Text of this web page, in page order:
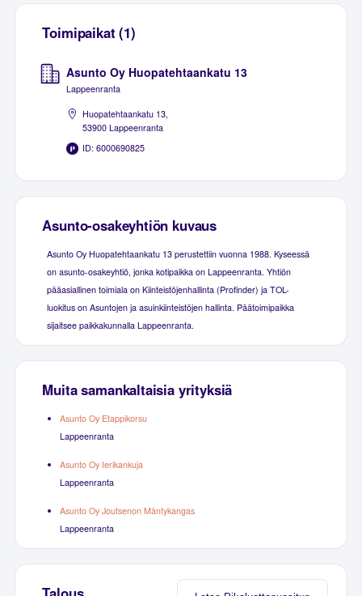
Toimipaikat (1)
Asunto Oy Huopatehtaankatu 13
Lappeenranta
Huopatehtaankatu 13,
53900 Lappeenranta
ID: 6000690825
Asunto-osakeyhtiön kuvaus
Asunto Oy Huopatehtaankatu 13 perustettiin vuonna 1988. Kyseessä
on asunto-osakeyhtiö, jonka kotipaikka on Lappeenranta. Yhtiön
pääasiallinen toimiala on Kiinteistöjenhallinta (Profinder) ja TOL-
luokitus on Asuntojen ja asuinkiinteistöjen hallinta. Päätoimipaikka
sijaitsee paikkakunnalla Lappeenranta.
Muita samankaltaisia yrityksiä
Asunto Oy Etappikorsu
Lappeenranta
Asunto Oy Ierikankuja
Lappeenranta
Asunto Oy Joutsenon Mäntykangas
Lappeenranta